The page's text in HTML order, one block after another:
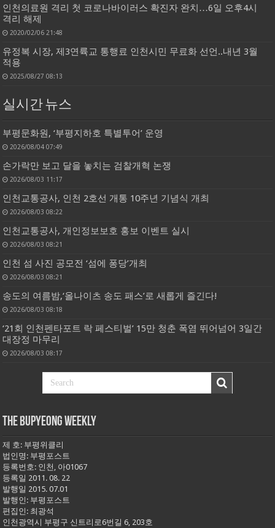
인천의료원 격리 첫 코로나바이러스 확진자 완치…6일 오후4시
격리 해제
2020/02/06 21:48
유정복 시장, 제3연륙교 통행료 인천시민 무료화 선언..내년 3월
적용
2025/08/27 08:13
실시간 뉴스
부평문화원, ‘부평지하호 특별투어’ 운영
2026/08/04 07:49
손가락만 보고 달을 놓치는 검찰개혁 논쟁
2026/08/03 11:17
인천교통공사, 인천 2호선 개통 10주년 기념식 개최
2026/08/03 08:22
인천교통공사, 개인정보보호 홍보 이벤트 실시
2026/08/03 08:21
인천 섬 사진 공모전 ‘섬에 퐁당’개최
2026/08/03 08:21
송도의 여름밤,‘올나이츠 송도 패스’로 새롭게 즐긴다!
2026/08/03 08:18
‘21회 인천펜타포트 락 페스티벌’ 15만 청춘 폭염 뛰어넘어 3일간
대장정 마무리
2026/08/03 08:17
THE BUPYEONG WEEKLY
제 호: 부평위클리
법인명: 부평포스트
등록번호: 인천, 아01067
등록일 2011. 08. 22
발행일 2015. 07.01
발행인: 부평포스트
편집인: 최광석
인천광역시 부평구 신트리로6번길 6, 203호